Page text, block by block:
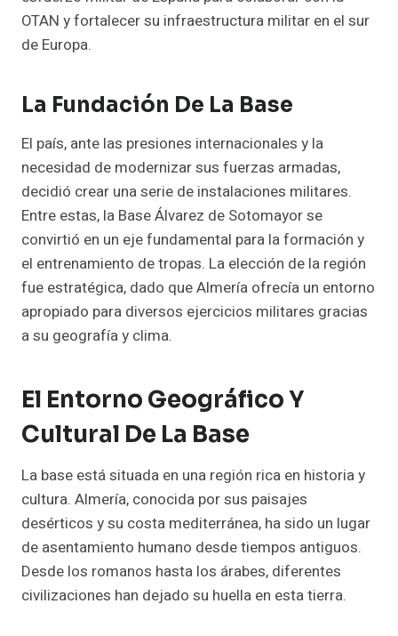
OTAN y fortalecer su infraestructura militar en el sur
de Europa.
La Fundación De La Base
El país, ante las presiones internacionales y la
necesidad de modernizar sus fuerzas armadas,
decidió crear una serie de instalaciones militares.
Entre estas, la Base Álvarez de Sotomayor se
convirtió en un eje fundamental para la formación y
el entrenamiento de tropas. La elección de la región
fue estratégica, dado que Almería ofrecía un entorno
apropiado para diversos ejercicios militares gracias
a su geografía y clima.
El Entorno Geográfico Y
Cultural De La Base
La base está situada en una región rica en historia y
cultura. Almería, conocida por sus paisajes
desérticos y su costa mediterránea, ha sido un lugar
de asentamiento humano desde tiempos antiguos.
Desde los romanos hasta los árabes, diferentes
civilizaciones han dejado su huella en esta tierra.